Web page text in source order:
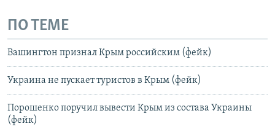
ПО ТЕМЕ
Вашингтон признал Крым российским (фейк)
Украина не пускает туристов в Крым (фейк)
Порошенко поручил вывести Крым из состава Украины
(фейк)